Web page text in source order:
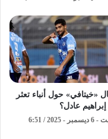
«خيتافي» حول أنباء تعثر
إبراهيم عادل؟
السبت - 6 ديسمبر - 2025 / 6:51